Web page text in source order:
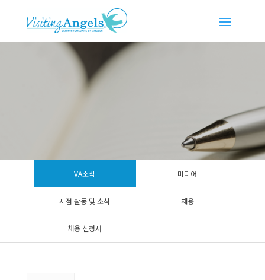
VA소식 미디어
지점 활동 및 소식 채용
채용 신청서